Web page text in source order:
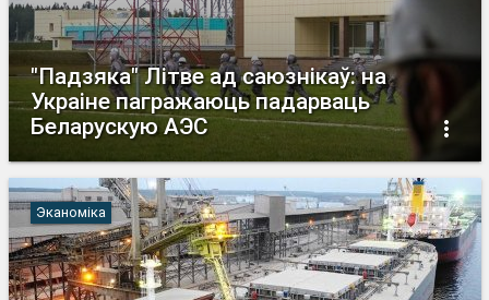
"Падзяка" Літве ад саюзнікаў: на
Украіне пагражаюць падарваць
Беларускую АЭС
Эканоміка